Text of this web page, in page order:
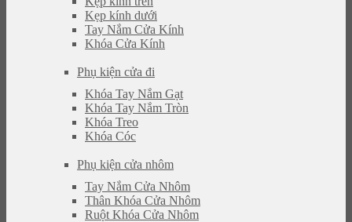
Kẹp kính dưới
Tay Nắm Cửa Kính
Khóa Cửa Kính
Phụ kiện cửa đi
Khóa Tay Nắm Gạt
Khóa Tay Nắm Tròn
Khóa Treo
Khóa Cóc
Phụ kiện cửa nhôm
Tay Nắm Cửa Nhôm
Thân Khóa Cửa Nhôm
Ruột Khóa Cửa Nhôm